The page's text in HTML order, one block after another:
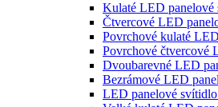
Kulaté LED panelové
Čtvercové LED
Povrchové kulaté
Povrchové čtvercové
Dvoubarevné LED
Bezrámové LED
LED panelové